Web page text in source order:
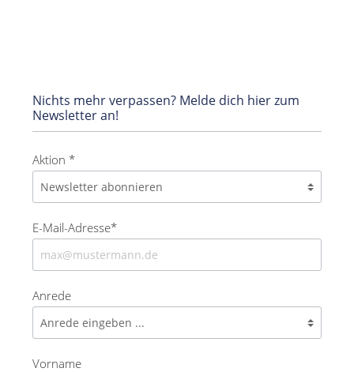
Nichts mehr verpassen? Melde dich hier zum
Newsletter an!
Aktion *
E-Mail-Adresse*
Anrede
Vorname